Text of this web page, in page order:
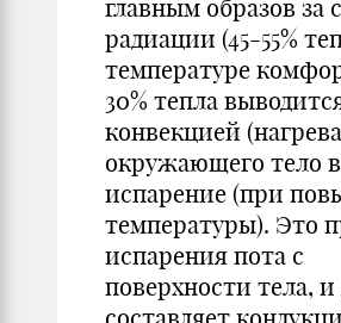
главным образов за
радиации (45-55%
температуре
30% тепла
конвекцией
окружающего тело
испарение (при
температуры). Это
испарения пота с
поверхности тела, и